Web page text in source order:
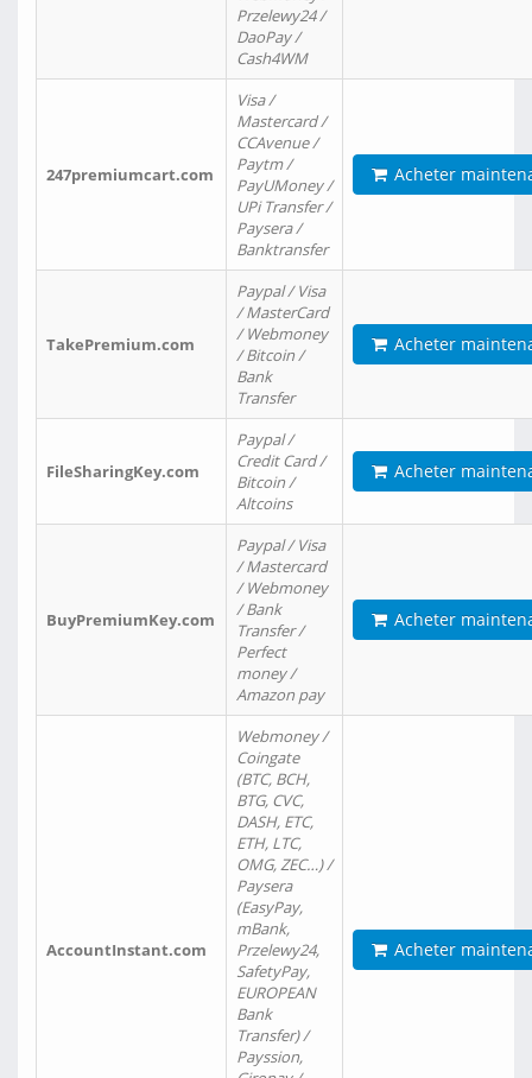
Przelewy24 /
DaoPay /
Cash4WM
247premiumcart.com
Visa /
Mastercard /
CCAvenue /
Paytm /
PayUMoney /
UPi Transfer /
Paysera /
Banktransfer
Acheter
TakePremium.com
Paypal / Visa
/ MasterCard
/ Webmoney
/ Bitcoin /
Bank
Transfer
Acheter
FileSharingKey.com
Paypal /
Credit Card /
Bitcoin /
Altcoins
Acheter
BuyPremiumKey.com
Paypal / Visa
/ Mastercard
/ Webmoney
/ Bank
Transfer /
Perfect
money /
Amazon pay
Acheter
AccountInstant.com
Webmoney /
Coingate
(BTC, BCH,
BTG, CVC,
DASH, ETC,
ETH, LTC,
OMG, ZEC…) /
Paysera
(EasyPay,
mBank,
Przelewy24,
SafetyPay,
EUROPEAN
Bank
Transfer) /
Payssion,
Acheter